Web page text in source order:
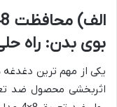
بوی بدن: راه
یکی از مهم ترین دغدغه
اثربخشی محصول ضد